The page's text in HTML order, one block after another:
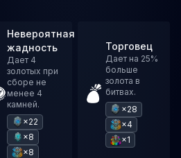
Невероятная
жадность
Дает 4
золотых при
сборе не
менее 4
камней.
×22
×8
×8
Торговец
Дает на 25%
больше
золота в
битвах.
×28
×4
×1